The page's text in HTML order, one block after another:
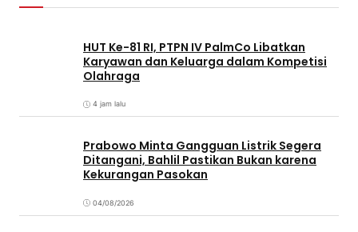
HUT Ke-81 RI, PTPN IV PalmCo Libatkan
Karyawan dan Keluarga dalam Kompetisi
Olahraga
4 jam lalu
Prabowo Minta Gangguan Listrik Segera
Ditangani, Bahlil Pastikan Bukan karena
Kekurangan Pasokan
04/08/2026